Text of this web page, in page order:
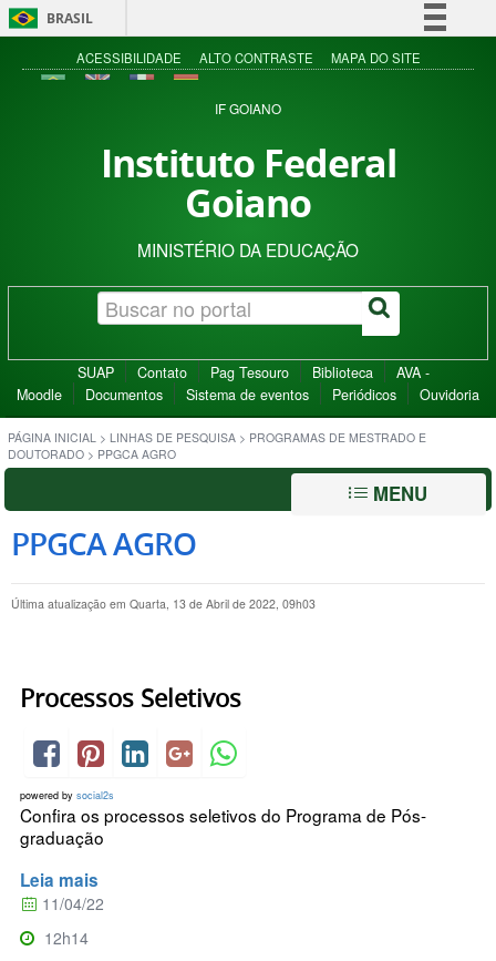
BRASIL
Simplifique!
Acesso à informação
ACESSIBILIDADE ALTO CONTRASTE MAPA DO SITE
IF GOIANO
Instituto Federal
Goiano
MINISTÉRIO DA EDUCAÇÃO
SUAP Contato Pag Tesouro Biblioteca
AVA -
Moodle
Documentos Sistema de eventos Periódicos Ouvidoria
PÁGINA INICIAL > LINHAS DE PESQUISA > PROGRAMAS DE MESTRADO E
DOUTORADO > PPGCA AGRO
MENU
PPGCA AGRO
Última atualização em Quarta, 13 de Abril de 2022, 09h03
Processos Seletivos
powered by social2s
Confira os processos seletivos do Programa de Pós-
graduação
Leia mais
11/04/22
12h14